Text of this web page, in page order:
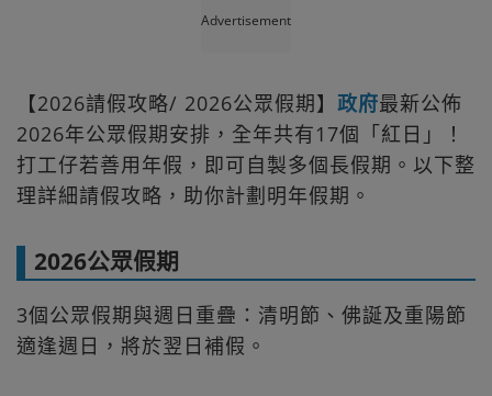
Advertisement
【2026請假攻略/ 2026公眾假期】 政府最新公佈
2026年公眾假期安排，全年共有17個「紅日」！
打工仔若善用年假，即可自製多個長假期。以下整
理詳細請假攻略，助你計劃明年假期。
2026公眾假期
3個公眾假期與週日重疊：清明節、佛誕及重陽節
適逢週日，將於翌日補假。